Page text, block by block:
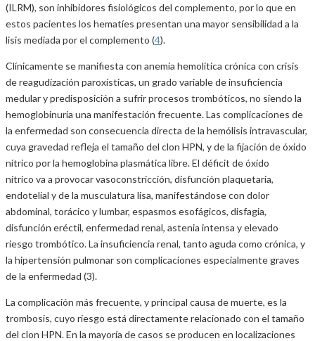
(ILRM), son inhibidores fisiológicos del complemento, por lo que en
estos pacientes los hematíes presentan una mayor sensibilidad a la
lisis mediada por el complemento (4).
Clínicamente se manifiesta con anemia hemolítica crónica con crisis
de reagudización paroxísticas, un grado variable de insuficiencia
medular y predisposición a sufrir procesos trombóticos, no siendo la
hemoglobinuria una manifestación frecuente. Las complicaciones de
la enfermedad son consecuencia directa de la hemólisis intravascular,
cuya gravedad refleja el tamaño del clon HPN, y de la fijación de óxido
nítrico por la hemoglobina plasmática libre. El déficit de óxido
nítrico va a provocar vasoconstricción, disfunción plaquetaria,
endotelial y de la musculatura lisa, manifestándose con dolor
abdominal, torácico y lumbar, espasmos esofágicos, disfagia,
disfunción eréctil, enfermedad renal, astenia intensa y elevado
riesgo trombótico. La insuficiencia renal, tanto aguda como crónica, y
la hipertensión pulmonar son complicaciones especialmente graves
de la enfermedad (3).
La complicación más frecuente, y principal causa de muerte, es la
trombosis, cuyo riesgo está directamente relacionado con el tamaño
del clon HPN. En la mayoría de casos se producen en localizaciones